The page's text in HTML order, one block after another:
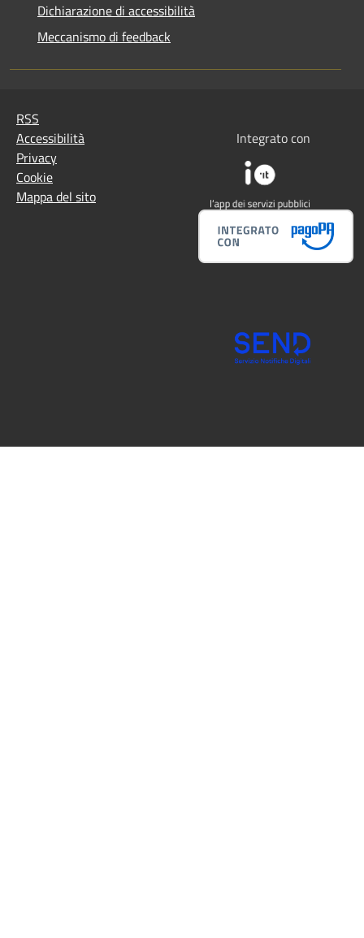
Dichiarazione di accessibilità
Meccanismo di feedback
RSS
Accessibilità
Privacy
Cookie
Mappa del sito
Integrato con